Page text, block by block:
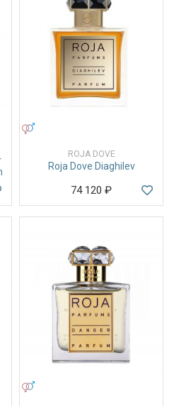
ROJA DOVE
Roja Dove Diaghilev
74 120 ₽